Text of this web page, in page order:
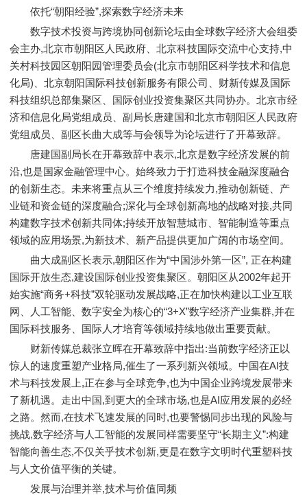
依托“朝阳经验”,探索数字经济未来
数字技术投资与跨境协同创新论坛由全球数字经济大会组委
会主办,北京市朝阳区人民政府、北京科技国际交流中心支持,中
关村科技园区朝阳园管理委员会(北京市朝阳区科学技术和信息
化局)、北京朝阳国际科技创新服务有限公司、财新传媒及国际
科技组织总部集聚区、国际创业投资集聚区共同协办。北京市经
济和信息化局党组成员、副局长唐建国和北京市朝阳区人民政府
党组成员、副区长曲大成等与会领导为论坛进行了开幕致辞。
唐建国副局长在开幕致辞中表示,北京是数字经济发展的前
沿,也是国家金融管理中心。始终致力于打造科技金融深度融合
的创新生态。未来将重点从三个维度持续发力,推动创新链、产
业链和资金链的深度融合;深化与全球创新高地的战略对接,共同
构建数字技术创新共同体;持续开放智慧城市、智能制造等重点
领域的应用场景,为新技术、新产品提供更加广阔的市场空间。
曲大成副区长表示,朝阳区作为“中国涉外第一区”, 正在构建
国际开放生态,建设国际创业投资集聚区。朝阳区从2002年起开
始实施“商务+科技”双轮驱动发展战略,正在加快构建以工业互联
网、人工智能、数字安全为核心的“3+X”数字经济产业集群,并在
国际科技服务、国际人才培育等领域持续地做出重要贡献。
财新传媒总裁张立晖在开幕致辞中指出:当前数字经济正以
惊人的速度重塑产业格局,催生了一系列新兴领域。中国在AI技
术与科技发展上,正在参与全球竞争,也为中国企业跨境发展带来
了新机遇。走出中国,到更大的全球市场,也是AI应用发展的必经
之路。然而,在技术飞速发展的同时,也要警惕同步出现的风险与
挑战,数字经济与人工智能的发展同样需要坚守“长期主义”:构建
智能向善生态,不仅关乎技术创新,更是在数字文明时代重塑科技
与人文价值平衡的关键。
发展与治理并举,技术与价值同频